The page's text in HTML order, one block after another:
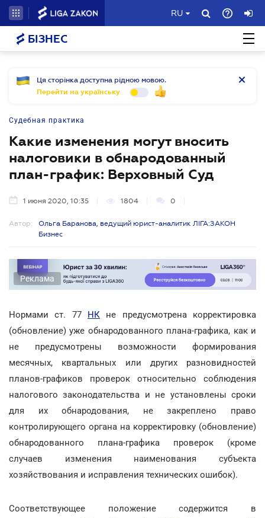
RU
БІЗНЕС
Ця сторінка доступна рідною мовою.
Перейти на українську
Судебная практика
Какие изменения могут вносить
налоговики в обнародованный
план-график: Верховный Суд
1 июня 2020, 10:35 1804 0
Автор:
Ольга Баранова, ведущий юрист-аналитик ЛІГА:ЗАКОН
Бизнес
Реклама
Нормами ст. 77 НК не предусмотрена корректировка
(обновление) уже обнародованного плана-графика, как и
не предусмотрены возможности формирования
месячных, квартальных или других разновидностей
планов-графиков проверок относительно соблюдения
налогового законодательства и не установлены сроки
для их обнародования, не закреплено право
контролирующего органа на корректировку (обновление)
обнародованного плана-графика проверок (кроме
случаев изменения наименования субъекта
хозяйствования и исправления технических ошибок).
Соответствующее положение содержится в